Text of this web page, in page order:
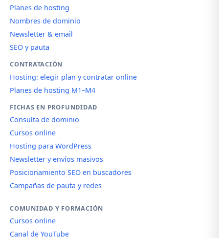
Planes de hosting
Nombres de dominio
Newsletter & email
SEO y pauta
CONTRATACIÓN
Hosting: elegir plan y contratar online
Planes de hosting M1–M4
FICHAS EN PROFUNDIDAD
Consulta de dominio
Cursos online
Hosting para WordPress
Newsletter y envíos masivos
Posicionamiento SEO en buscadores
Campañas de pauta y redes
COMUNIDAD Y FORMACIÓN
Cursos online
Canal de YouTube